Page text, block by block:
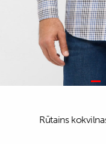
Rūtains